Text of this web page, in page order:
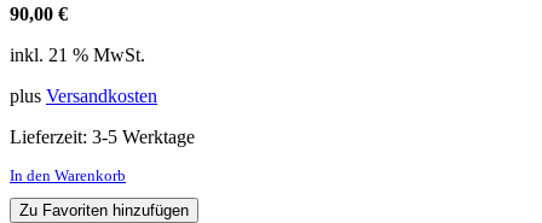
90,00 €
inkl. 21 % MwSt.
plus Versandkosten
Lieferzeit: 3-5 Werktage
In den Warenkorb
Zu Favoriten hinzufügen